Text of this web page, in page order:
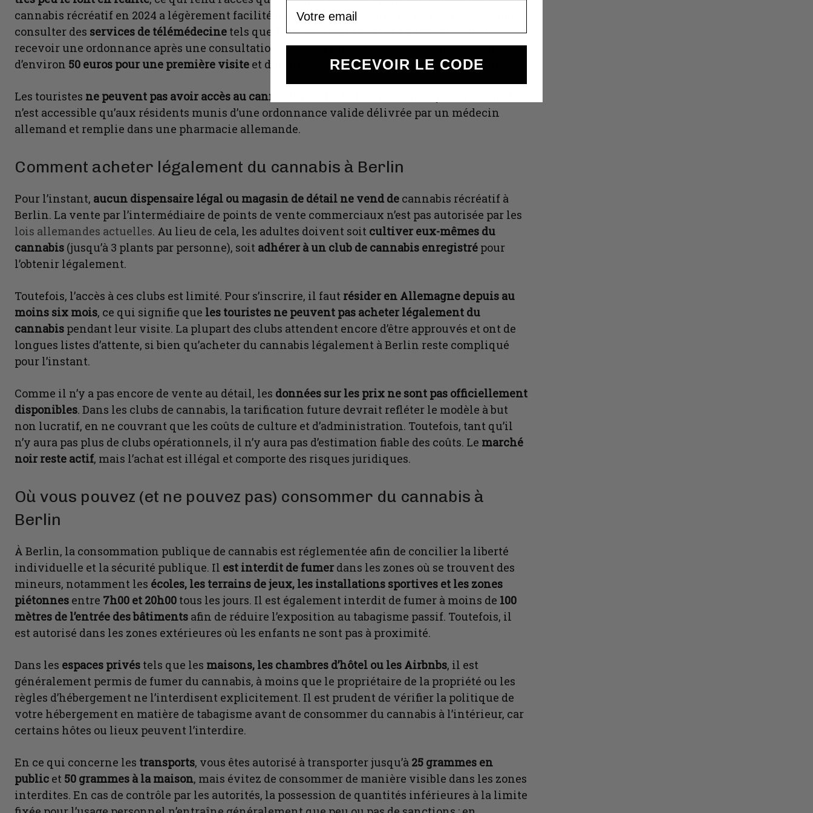
cannabis récréatif en 2024 a légèrement facilité le processus. Les patients peuvent désormais
consulter des services de télémédecine tels que TeleCan, CannGo ou DrAnsay, où ils peuvent
recevoir une ordonnance après une consultation vidéo en ligne. Le coût est généralement
d’environ 50 euros pour une première visite et d’environ 20 euros pour les renouvellements
Les touristes ne peuvent pas avoir accès au cannabis médical à
n’est accessible qu’aux résidents munis d’une ordonnance valide délivrée par un médecin
allemand et remplie dans une pharmacie allemande.
Comment acheter légalement du cannabis à Berlin
Pour l’instant, aucun dispensaire légal ou magasin de détail ne vend de cannabis récréatif à
Berlin. La vente par l’intermédiaire de points de vente commerciaux n’est pas autorisée par les
lois allemandes actuelles. Au lieu de cela, les adultes doivent soit cultiver eux-mêmes du
cannabis (jusqu’à 3 plants par personne), soit adhérer à un club de cannabis enregistré pour
l’obtenir légalement.
Toutefois, l’accès à ces clubs est limité. Pour s’inscrire, il faut résider en Allemagne depuis au
moins six mois, ce qui signifie que les touristes ne peuvent pas acheter légalement du
cannabis pendant leur visite. La plupart des clubs attendent encore d’être approuvés et ont de
longues listes d’attente, si bien qu’acheter du cannabis légalement à Berlin reste compliqué
pour l’instant.
Comme il n’y a pas encore de vente au détail, les données sur les prix ne sont pas officiellement
disponibles. Dans les clubs de cannabis, la tarification future devrait refléter le modèle à but
non lucratif, en ne couvrant que les coûts de culture et d’administration. Toutefois, tant qu’il
n’y aura pas plus de clubs opérationnels, il n’y aura pas d’estimation fiable des coûts. Le marché
noir reste actif, mais l’achat est illégal et comporte des risques juridiques.
Où vous pouvez (et ne pouvez pas) consommer du cannabis à
Berlin
À Berlin, la consommation publique de cannabis est réglementée afin de concilier la liberté
individuelle et la sécurité publique. Il est interdit de fumerdans les zones où se trouvent des
mineurs, notamment les écoles, les terrains de jeux, les installations sportives et les zones
piétonnes entre 7h00 et 20h00 tous les jours. Il est également interdit de fumer à moins de 100
mètres de l’entrée des bâtiments afin de réduire l’exposition au tabagisme passif. Toutefois, il
est autorisé dans les zones extérieures où les enfants ne sont pas à proximité.
Dans les espaces privés tels que les maisons, les chambres d’hôtel ou les Airbnbs, il est
généralement permis de fumer du cannabis, à moins que le propriétaire de la propriété ou les
règles d’hébergement ne l’interdisent explicitement. Il est prudent de vérifier la politique de
votre hébergement en matière de tabagisme avant de consommer du cannabis à l’intérieur, car
certains hôtes ou lieux peuvent l’interdire.
En ce qui concerne les transports, vous êtes autorisé à transporter jusqu’à 25 grammes en
public et 50 grammes à la maison, mais évitez de consommer de manière visible dans les zones
interdites. En cas de contrôle par les autorités, la possession de quantités inférieures à la limite
RECEVOIR LE CODE